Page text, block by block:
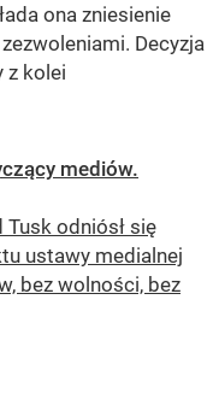
ona zniesienie
Decyzja
z kolei
mediów.
Tusk odniósł się
ustawy medialnej
bez wolności, bez